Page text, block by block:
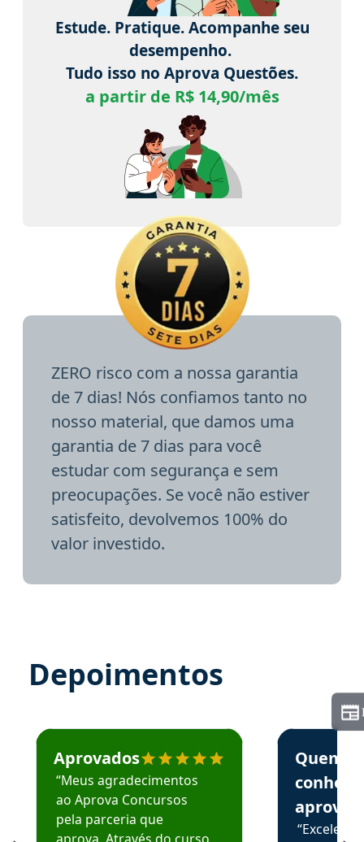
Estude. Pratique. Acompanhe seu
desempenho.
Tudo isso no Aprova Questões.
a partir de R$ 14,90/mês
ZERO risco com a nossa garantia
de 7 dias! Nós confiamos tanto no
nosso material, que damos uma
garantia de 7 dias para você
estudar com segurança e sem
preocupações. Se você não estiver
satisfeito, devolvemos 100% do
valor investido.
Depoimentos
Estudante José recomenda o Aprova Concursos em
Aprovados
“Meus agradecimentos
ao Aprova Concursos
pela parceria que
Estudante
Quem
aprova